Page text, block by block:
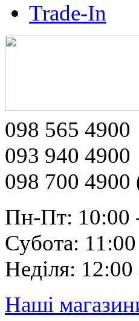
Trade-In
098 565 4900
093 940 4900
098 700 4900
Пн-Пт: 10:00
Субота:
Неділя:
Наші